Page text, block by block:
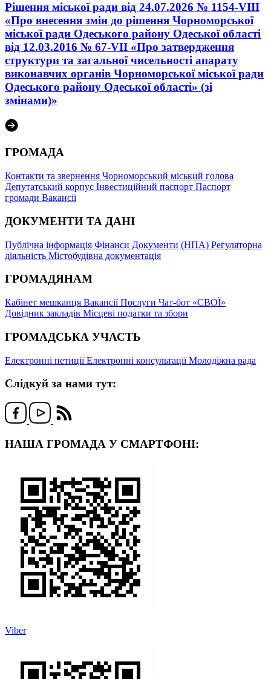
Рішення міської ради від 24.07.2026 № 1154-VIII
«Про внесення змін до рішення Чорноморської
міської ради Одеського району Одеської області
від 12.03.2016 № 67-VІI «Про затвердження
структури та загальної чисельності апарату
виконавчих органів Чорноморської міської ради
Одеського району Одеської області» (зі
змінами)»
ГРОМАДА
Контакти та звернення Чорноморський міський голова
Депутатський корпус Інвестиційний паспорт Паспорт
громади Вакансії
ДОКУМЕНТИ ТА ДАНІ
Публічна інформація Фінанси Документи (НПА) Регуляторна
діяльність Містобудівна документація
ГРОМАДЯНАМ
Кабінет мешканця ВакансіїПослуги Чат-бот «СВОЇ»
Довідник закладів Місцеві податки та збори
ГРОМАДСЬКА УЧАСТЬ
Електронні петиціїЕлектронні консультаціїМолодіжна рада
Слідкуй за нами тут:
НАША ГРОМАДА У СМАРТФОНІ:
Viber